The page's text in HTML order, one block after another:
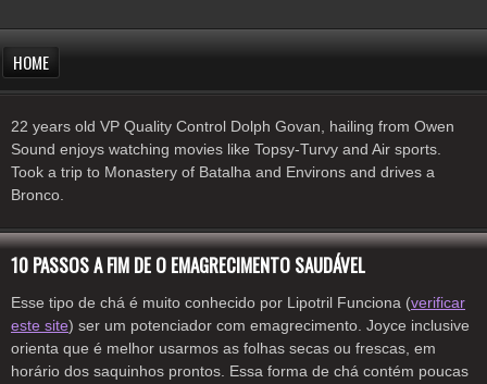
HOME
22 years old VP Quality Control Dolph Govan, hailing from Owen
Sound enjoys watching movies like Topsy-Turvy and Air sports.
Took a trip to Monastery of Batalha and Environs and drives a
Bronco.
10 PASSOS A FIM DE O EMAGRECIMENTO SAUDÁVEL
Esse tipo de chá é muito conhecido por Lipotril Funciona (verificar
este site) ser um potenciador com emagrecimento. Joyce inclusive
orienta que é melhor usarmos as folhas secas ou frescas, em
horário dos saquinhos prontos. Essa forma de chá contém poucas